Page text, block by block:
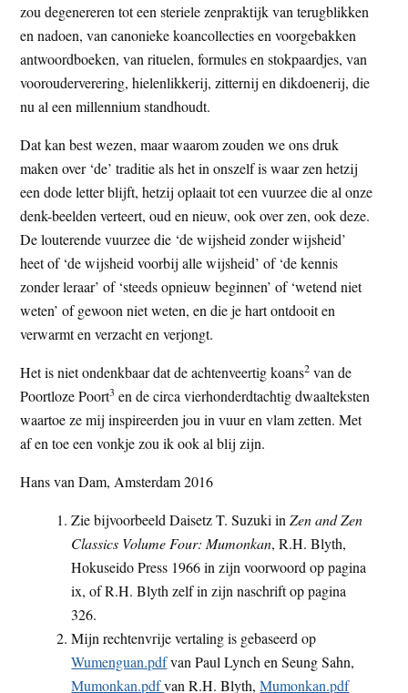
zou degenereren tot een steriele zenpraktijk van terugblikken
en nadoen, van canonieke koancollecties en voorgebakken
antwoordboeken, van rituelen, formules en stokpaardjes, van
voorouderverering, hielenlikkerij, zitternij en dikdoenerij, die
nu al een millennium standhoudt.
Dat kan best wezen, maar waarom zouden we ons druk
maken over ‘de’ traditie als het in onszelf is waar zen hetzij
een dode letter blijft, hetzij oplaait tot een vuurzee die al onze
denk-beelden verteert, oud en nieuw, ook over zen, ook deze.
De louterende vuurzee die ‘de wijsheid zonder wijsheid’
heet of ‘de wijsheid voorbij alle wijsheid’ of ‘de kennis
zonder leraar’ of ‘steeds opnieuw beginnen’ of ‘wetend niet
weten’ of gewoon niet weten, en die je hart ontdooit en
verwarmt en verzacht en verjongt.
Het is niet ondenkbaar dat de achtenveertig koans2 van de
Poortloze Poort3 en de circa vierhonderdtachtig dwaalteksten
waartoe ze mij inspireerden jou in vuur en vlam zetten. Met
af en toe een vonkje zou ik ook al blij zijn.
Hans van Dam, Amsterdam 2016
Zie bijvoorbeeld Daisetz T. Suzuki inZen and Zen
Classics Volume Four: Mumonkan, R.H. Blyth,
Hokuseido Press 1966 in zijn voorwoord op pagina
ix, of R.H. Blyth zelf in zijn naschrift op pagina
326.
Mijn rechtenvrije vertaling is gebaseerd op
Wumenguan.pdfvan Paul Lynch en Seung Sahn,
Mumonkan.pdfvan R.H. Blyth,Mumonkan.pdf